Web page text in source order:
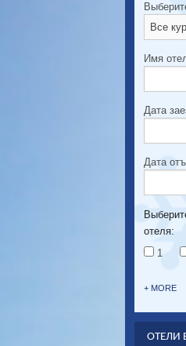
Имя
Дата
Дата
отеля:
1
+ MORE
ОТЕЛИ